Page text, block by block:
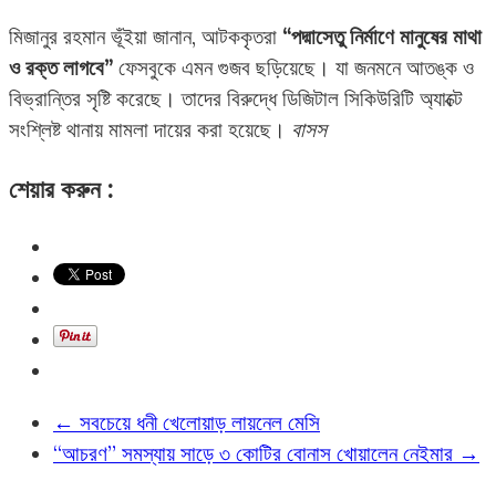
মিজানুর রহমান ভূঁইয়া জানান, আটককৃতরা “পদ্মাসেতু নির্মাণে মানুষের মাথা
ও রক্ত লাগবে” ফেসবুকে এমন গুজব ছড়িয়েছে। যা জনমনে আতঙ্ক ও
বিভ্রান্তির সৃষ্টি করেছে। তাদের বিরুদ্ধে ডিজিটাল সিকিউরিটি অ্যাক্টে
সংশ্লিষ্ট থানায় মামলা দায়ের করা হয়েছে। বাসস
শেয়ার করুন :
← সবচেয়ে ধনী খেলোয়াড় লায়নেল মেসি
“আচরণ” সমস্যায় সাড়ে ৩ কোটির বোনাস খোয়ালেন নেইমার →